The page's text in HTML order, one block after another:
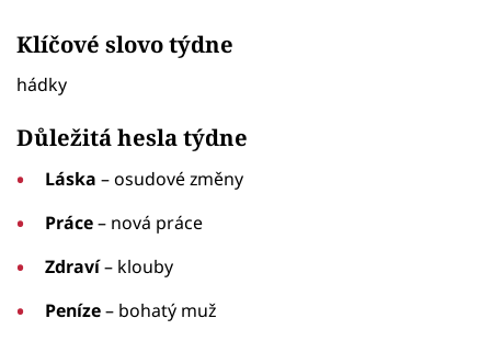
Klíčové slovo týdne
hádky
Důležitá hesla týdne
Láska – osudové změny
Práce– nová práce
Zdraví– klouby
Peníze– bohatý muž